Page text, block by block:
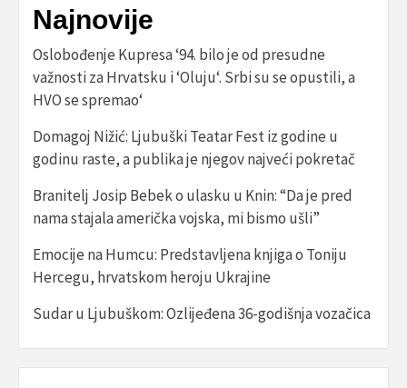
Najnovije
Oslobođenje Kupresa ‘94. bilo je od presudne
važnosti za Hrvatsku i ‘Oluju‘. Srbi su se opustili, a
HVO se spremao‘
Domagoj Nižić: Ljubuški Teatar Fest iz godine u
godinu raste, a publika je njegov najveći pokretač
Branitelj Josip Bebek o ulasku u Knin: “Da je pred
nama stajala američka vojska, mi bismo ušli”
Emocije na Humcu: Predstavljena knjiga o Toniju
Hercegu, hrvatskom heroju Ukrajine
Sudar u Ljubuškom: Ozlijeđena 36-godišnja vozačica